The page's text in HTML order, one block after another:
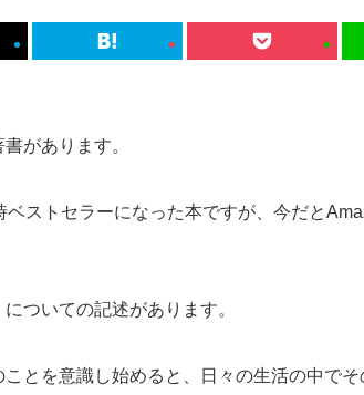
があります。
ストセラーになった本ですが、今だと
ついての記述があります。
とを意識し始めると、日々の生活の中で